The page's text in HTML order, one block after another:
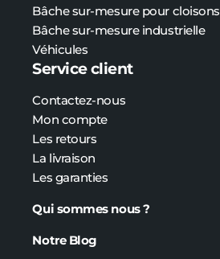
Bâchesur-mesurepour cloisons
Bâchesur-mesureindustrielle
Véhicules
Service client
Contactez-nous
Mon compte
Les retours
La livraison
Les garanties
Qui sommes nous ?
Notre Blog